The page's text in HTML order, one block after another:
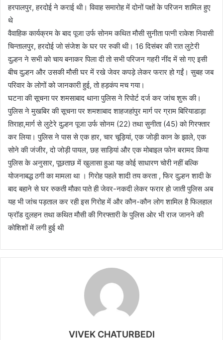
हरपालपुर, हरदोई ने कराई थी। विवाह समारोह में दोनों पक्षों के परिजन शामिल हुए
थे
वैवाहिक कार्यक्रम के बाद पूजा उर्फ सोनम कथित मौसी सुनीता पत्नी राकेश निवासी
चिन्तालपुर, हरदोई जो संजेश के घर पर रुकी थी। 16 दिसंबर की रात लुटेरी
दुल्हन ने सभी को चाय बनाकर पिला दी तो सभी परिजन गहरी नींद में सो गए इसी
बीच दुल्हन और उसकी मौसी घर में रखे जेवर कपड़े लेकर फरार हो गईं। सुबह जब
परिवार के लोगों को जानकारी हुई, तो हड़कंप मच गया।
घटना की सूचना पर शमसाबाद थाना पुलिस ने रिपोर्ट दर्ज कर जांच शुरू की।
पुलिस ने मुखबिर की सूचना पर शमशाबाद शाहजहांपुर मार्ग पर ग्राम बिरियाडाड़ा
तिराहा,मार्ग से लुटेरे दुल्हन पूजा उर्फ सोनम (22) तथा सुनीता (45) को गिरफ्तार
कर लिया। पुलिस ने पास से एक हार, चार चूड़ियां, एक जोड़ी कान के झाले, एक
सोने की जंजीर, दो जोड़ी पायल, छह साड़ियां और एक मोबाइल फोन बरामद किया
पुलिस के अनुसार, पूछताछ में खुलासा हुआ यह कोई साधारण चोरी नहीं बल्कि
योजनाबद्ध ठगी का मामला था । गिरोह पहले शादी तय करता , फिर दुल्हन शादी के
बाद बहाने से घर रुकती मौका पाते ही जेवर-नकदी लेकर फरार हो जाती पुलिस अब
यह भी जांच पड़ताल कर रही इस गिरोह में और कौन-कौन लोग शामिल है फिलहाल
फ्रॉड दुलहन तथा कथित मौसी की गिरफ्तारी के पुलिस ओर भी राज जानने की
कोशिशों में लगी हुई थी
VIVEK CHATURBEDI